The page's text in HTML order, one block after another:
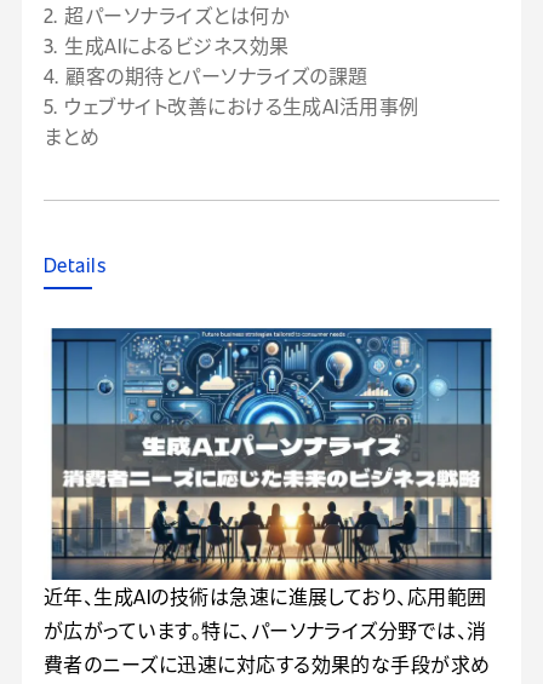
2. 超パーソナライズとは何か
3. 生成AIによるビジネス効果
4. 顧客の期待とパーソナライズの課題
5. ウェブサイト改善における生成AI活用事例
まとめ
Details
近年、生成AIの技術は急速に進展しており、応用範囲
が広がっています。特に、パーソナライズ分野では、消
費者のニーズに迅速に対応する効果的な手段が求め